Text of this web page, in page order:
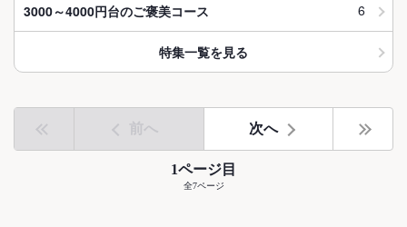
3000～4000円台のご褒美コース 6
特集一覧を見る
前へ 次へ
1ページ目
全7ページ